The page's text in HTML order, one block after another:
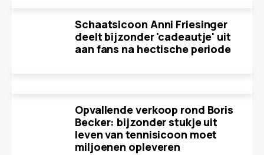
Schaatsicoon Anni Friesinger
deelt bijzonder 'cadeautje' uit
aan fans na hectische periode
Opvallende verkoop rond Boris
Becker: bijzonder stukje uit
leven van tennisicoon moet
miljoenen opleveren